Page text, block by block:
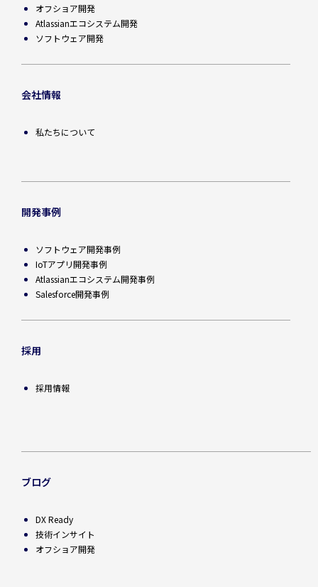
オフショア開発
Atlassianエコシステム開発
ソフトウェア開発
会社情報
私たちについて
開発事例
ソフトウェア開発事例
IoTアプリ開発事例
Atlassianエコシステム開発事例
Salesforce開発事例
採用
採用情報
ブログ
DX Ready
技術インサイト
オフショア開発